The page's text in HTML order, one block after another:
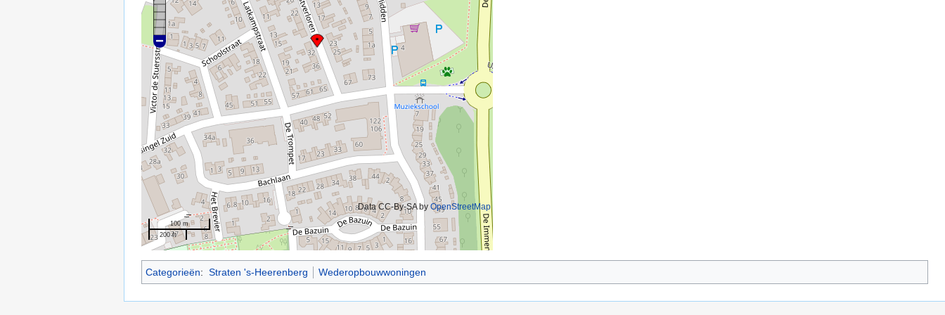
100 m
200 ft
Data CC-By-SA by OpenStreetMap
Categorieën: Straten 's-Heerenberg Wederopbouwwoningen